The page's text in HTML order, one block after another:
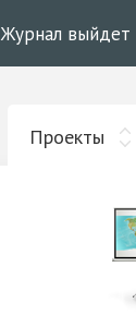
Журнал выйдет
Проекты